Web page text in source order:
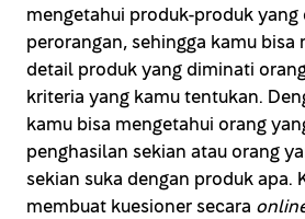
mengetahui produk-produk
perorangan, sehingga kamu bisa
detail produk yang diminati
kriteria yang kamu tentukan.
kamu bisa mengetahui orang
penghasilan sekian atau orang
sekian suka dengan produk apa.
membuat kuesioner secara